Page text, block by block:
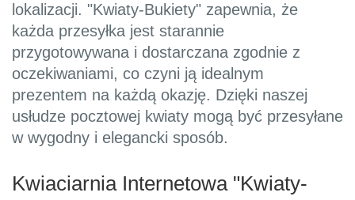
lokalizacji. "Kwiaty-Bukiety" zapewnia, że
każda przesyłka jest starannie
przygotowywana i dostarczana zgodnie z
oczekiwaniami, co czyni ją idealnym
prezentem na każdą okazję. Dzięki naszej
usłudze pocztowej kwiaty mogą być przesyłane
w wygodny i elegancki sposób.
Kwiaciarnia Internetowa "Kwiaty-